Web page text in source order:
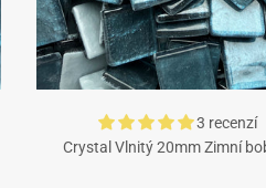
3 recenzí
Crystal Vlnitý 20mm Zimní